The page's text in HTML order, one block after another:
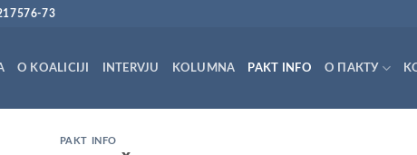
73
O KOALICIJI INTERVJU KOLUMNA PAKT INFO О ПАКТУ
PAKT INFO